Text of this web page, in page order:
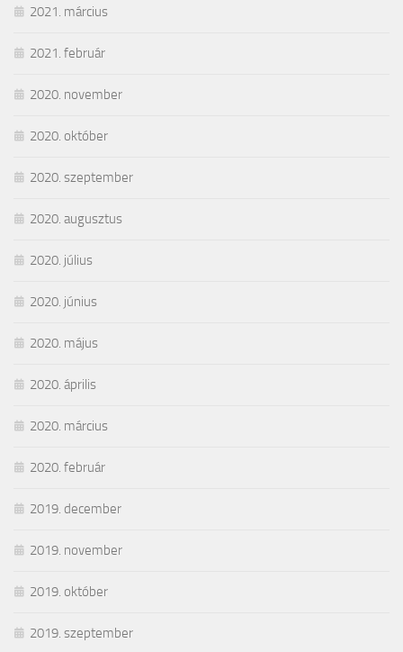
2021. március
2021. február
2020. november
2020. október
2020. szeptember
2020. augusztus
2020. július
2020. június
2020. május
2020. április
2020. március
2020. február
2019. december
2019. november
2019. október
2019. szeptember